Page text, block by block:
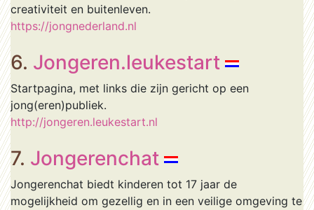
creativiteit en buitenleven.
https://jongnederland.nl
6. Jongeren.leukestart
Startpagina, met links die zijn gericht op een
jong(eren)publiek.
http://jongeren.leukestart.nl
7. Jongerenchat
Jongerenchat biedt kinderen tot 17 jaar de
mogelijkheid om gezellig en in een veilige omgeving te